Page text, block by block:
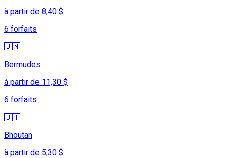
à partir de 8,40 $
6 forfaits
🇧🇲
Bermudes
à partir de 11,30 $
6 forfaits
🇧🇹
Bhoutan
à partir de 5,30 $